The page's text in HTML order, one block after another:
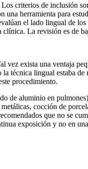
criterios de inclusión
una herramienta para
el lado lingual de
clínica. La revisión es de
exista una ventaja
técnica lingual estaba de
procedimiento.
aluminio en
cocción de
que no se
exposición y no en